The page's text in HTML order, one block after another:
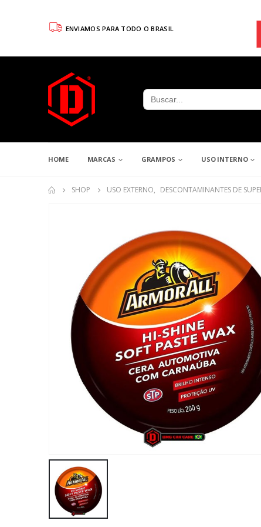
ENVIAMOS PARA TODO O BRASIL
Search
for:
HOME MARCAS GRAMPOS USO INTERNO
SHOP USO EXTERNO, DESCONTAMINANTES DE